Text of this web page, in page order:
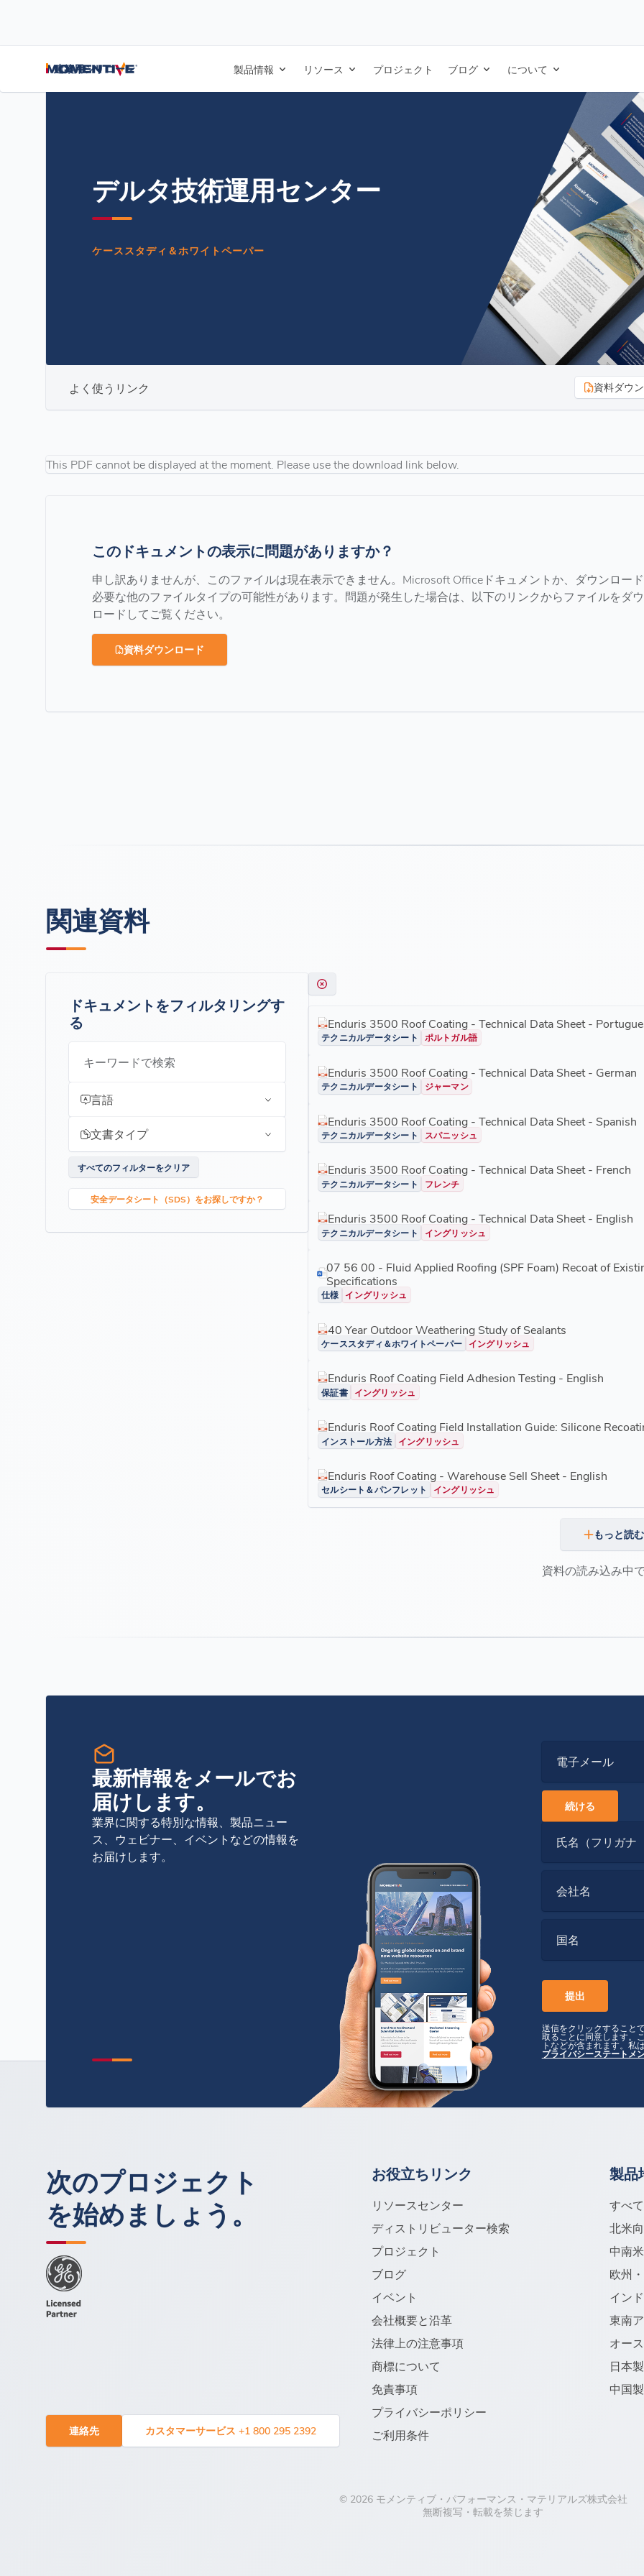
建築用シリコーン 製品情報 リソース プロジェクト ブログ について
ホーム /
デルタ技術運用センター
ケーススタディ＆ホワイトペーパー
よく使うリンク 資料ダウ
This PDF cannot be displayed at the moment. Please use the download link below.
このドキュメントの表示に問題がありますか？
申し訳ありませんが、このファイルは現在表示できません。Microsoft Officeドキュメントか、ダウンロー
必要な他のファイルタイプの可能性があります。問題が発生した場合は、以下のリンクからファイルをダ
ロードしてご覧ください。
資料ダウンロード
関連資料
ドキュメントをフィルタリングす
る
キーワードで検索
言語
文書タイプ
すべてのフィルターをクリア
安全データシート（SDS）をお探しですか？
Enduris 3500 Roof Coating - Technical Data Sheet -
テクニカルデータシート ポルトガル語
Enduris 3500 Roof Coating - Technical Data Sheet - German
テクニカルデータシート ジャーマン
Enduris 3500 Roof Coating - Technical Data Sheet - Spanish
テクニカルデータシート スパニッシュ
Enduris 3500 Roof Coating - Technical Data Sheet - French
テクニカルデータシート フレンチ
Enduris 3500 Roof Coating - Technical Data Sheet - English
テクニカルデータシート イングリッシュ
07 56 00 - Fluid Applied Roofing (SPF Foam) Recoat of
Specifications
仕様 イングリッシュ
40 Year Outdoor Weathering Study of Sealants
ケーススタディ＆ホワイトペーパー イングリッシュ
Enduris Roof Coating Field Adhesion Testing - English
保証書 イングリッシュ
Enduris Roof Coating Field Installation Guide: Silicone
インストール方法 イングリッシュ
Enduris Roof Coating - Warehouse Sell Sheet - English
セルシート＆パンフレット イングリッシュ
もっと読む
資料の読み込み中
最新情報をメールでお
届けします。
業界に関する特別な情報、製品ニュー
ス、ウェビナー、イベントなどの情報を
お届けします。
電子メール
続ける
氏名（フリガナ
会社名
国名
送信をクリックすること
取ることに同意します。
トなどが含まれます。私
プライバシーステートメ
次のプロジェクト
を始めましょう。
連絡先 カスタマーサービス +1 800 295 2392
お役立ちリンク
リソースセンター
ディストリビューター検索
プロジェクト
ブログ
イベント
会社概要と沿革
法律上の注意事項
商標について
免責事項
プライバシーポリシー
ご利用条件
製品
すべ
北米
中南
欧州
イン
東南
オー
日本
中国
© 2026 モメンティブ・パフォーマンス・マテリアルズ株式会社
無断複写・転載を禁じます